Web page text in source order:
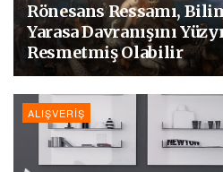
Rönesans Ressamı,
Yarasa Davranışını
Resmetmiş Olabilir
ALIŞVERIŞ